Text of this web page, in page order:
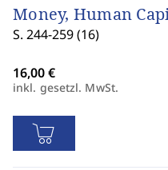
Money, Human
S. 244-259 (16)
inkl. gesetzl. MwSt.